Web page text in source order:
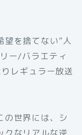
望を捨てない“人
ー/バラエティ
レギュラー放送
の世界には、シ